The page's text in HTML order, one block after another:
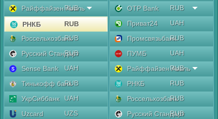
Райффайзен Аваль
RUB
РНКБ
RUB
РоссельхозбанкRUB
Русский Стандарт
RUB
Sense Bank
UAH
Тинькофф банкRUB
УкрСиббанк
UAH
Uzcard
UZS
OTP Bank
RUB
Приват24
UAH
ПромсвязьбанкRUB
ПУМБ
UAH
Райффайзен Аваль
RUB
РНКБ
RUB
РоссельхозбанкRUB
Русский Стандарт
RUB